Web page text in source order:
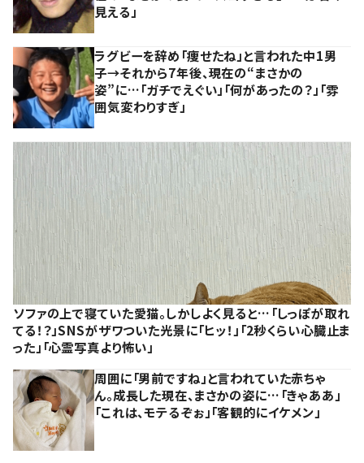
見える」
ラグビーを辞め「痩せたね」と言われた中1男
子→それから7年後、現在の“まさかの
姿”に…「ガチでえぐい」「何があったの？」「雰
囲気変わりすぎ」
ソファの上で寝ていた愛猫。しかしよく見ると…「しっぽが取れ
てる！？」SNSがザワついた光景に「ヒッ！」「2秒くらい心臓止ま
った」「心霊写真より怖い」
周囲に「男前ですね」と言われていた赤ちゃ
ん。成長した現在、まさかの姿に…「きゃああ」
「これは、モテるぞぉ」「客観的にイケメン」